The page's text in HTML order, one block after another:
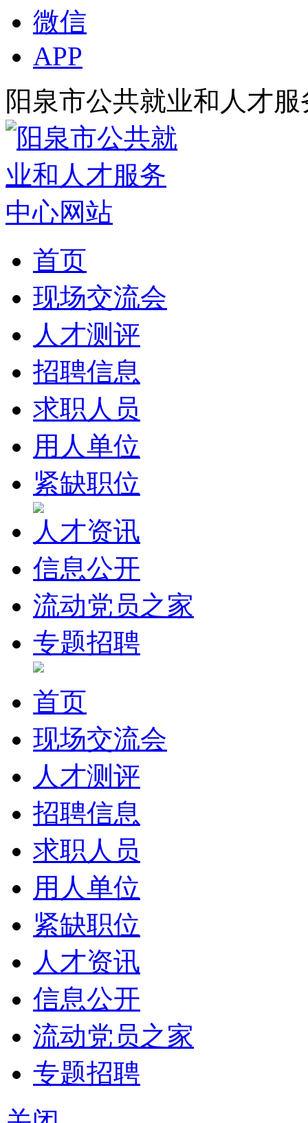
微信
APP
阳泉市公共就业和人才
首页
现场交流会
人才测评
招聘信息
求职人员
用人单位
紧缺职位
人才资讯
信息公开
流动党员之家
专题招聘
首页
现场交流会
人才测评
招聘信息
求职人员
用人单位
紧缺职位
人才资讯
信息公开
流动党员之家
专题招聘